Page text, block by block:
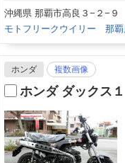
沖縄県 那覇市高良３−２−９
モトフリークウイリー 那覇
ホンダ 複数画像
ホンダ ダックス